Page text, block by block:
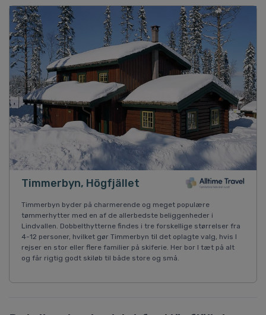
Timmerbyn, Högfjället
Timmerbyn byder på charmerende og meget populære
tømmerhytter med en af de allerbedste beliggenheder i
Lindvallen. Dobbelthytterne findes i tre forskellige størrelser fra
4-12 personer, hvilket gør Timmerbyn til det oplagte valg, hvis I
rejser en stor eller flere familier på skiferie. Her bor I tæt på alt
og får rigtig godt skiløb til både store og små.